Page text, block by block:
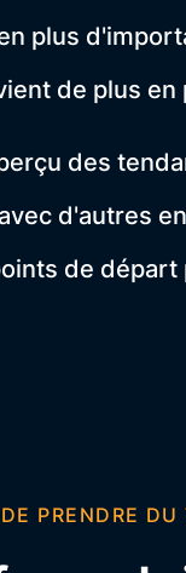
plus
de plus en
des
d'autres
de
PRENDRE DU